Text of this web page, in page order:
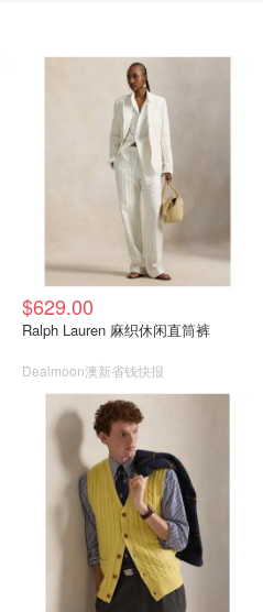
$629.00
Ralph Lauren 麻织休闲直筒裤
Dealmoon澳新省钱快报